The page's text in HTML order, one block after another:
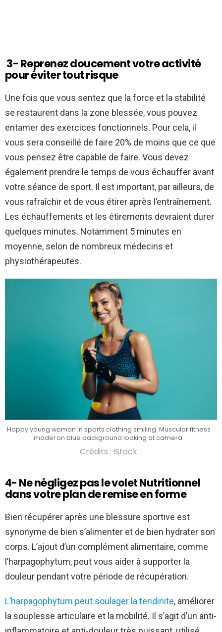
3- Reprenez doucement votre activité
pour éviter tout risque
Une fois que vous sentez que la force et la stabilité
se restaurent dans la zone blessée, vous pouvez
entamer des exercices fonctionnels. Pour cela, il
vous sera conseillé de faire 20% de moins que ce que
vous pensez être capable de faire. Vous devez
également prendre le temps de vous échauffer avant
votre séance de sport. Il est important, par ailleurs, de
vous rafraîchir et de vous étirer après l’entraînement.
Les échauffements et les étirements devraient durer
quelques minutes. Notamment 5 minutes en
moyenne, selon de nombreux médecins et
physiothérapeutes.
Happy young woman in sports clothing smiling. Muscular fitness
model on blue background looking at camera.
Crédits : iStock
4- Ne négligez pas le volet Nutritionnel
dans votre plan de remise en forme
Bien récupérer après une blessure sportive est
synonyme de bien s’alimenter et de bien hydrater son
corps. L’ajout d’un complément alimentaire, comme
l’harpagophytum, peut vous aider à supporter la
douleur pendant votre période de récupération.
L’harpagophytum peut soulager la tendinite, améliorer
la souplesse articulaire et la mobilité. Il s’agit d’un anti-